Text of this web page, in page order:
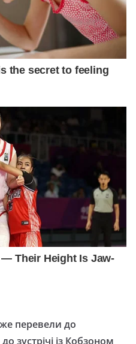
перевели до
зустрічі із Кобзоном